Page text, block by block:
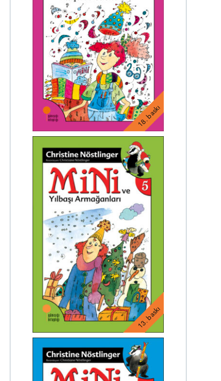
18. baskı
13. baskı